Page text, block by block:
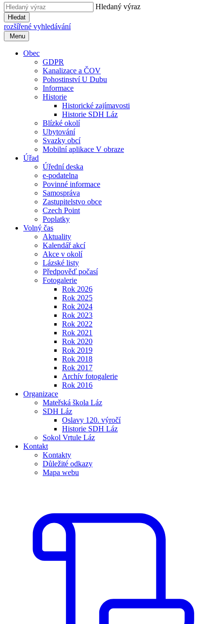
Hledaný výraz
Hledat
rozšířené vyhledávání
Menu
Obec
GDPR
Kanalizace a ČOV
Pohostinství U Dubu
Informace
Historie
Historické zajímavosti
Historie SDH Láz
Blízké okolí
Ubytování
Svazky obcí
Mobilní aplikace V obraze
Úřad
Úřední deska
e-podatelna
Povinné informace
Samospráva
Zastupitelstvo obce
Czech Point
Poplatky
Volný čas
Aktuality
Kalendář akcí
Akce v okolí
Lázské listy
Předpověď počasí
Fotogalerie
Rok 2026
Rok 2025
Rok 2024
Rok 2023
Rok 2022
Rok 2021
Rok 2020
Rok 2019
Rok 2018
Rok 2017
Archív fotogalerie
Rok 2016
Organizace
Mateřská škola Láz
SDH Láz
Oslavy 120. výročí
Historie SDH Láz
Sokol Vrtule Láz
Kontakt
Kontakty
Důležité odkazy
Mapa webu